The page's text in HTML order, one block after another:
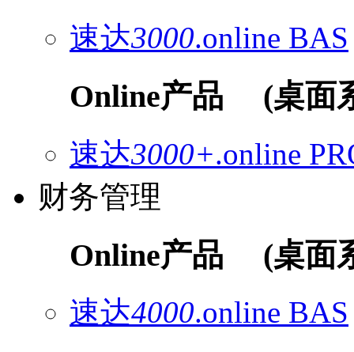
速达3000.online BAS
Online产品 (桌面
速达3000+.online
财务管理
Online产品 (桌面
速达4000.online BAS